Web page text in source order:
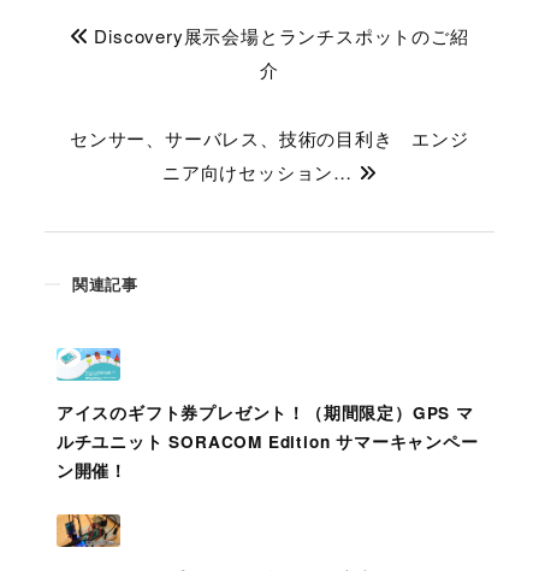
関連記事
アイスのギフト券プレゼント！（期間限定）GPS マ
ルチユニット SORACOM Edition サマーキャンペー
ン開催！
Discovery展示会場とランチスポットのご紹
介
センサー、サーバレス、技術の目利き エンジ
ニア向けセッション…